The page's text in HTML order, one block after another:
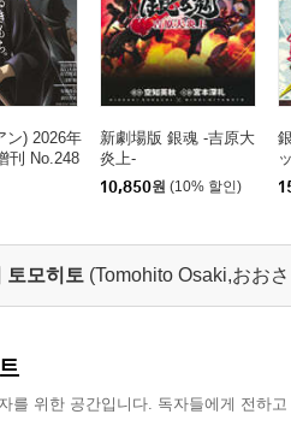
ン) 2026年
刊 No.248
ャルエ
坂田銀時＆
新劇場版 銀魂 -吉原大
炎上-
10,850원 (10% 할인)
토모히토 (Tomohito Osaki,おお
를 위한 공간입니다. 독자들에게 전하